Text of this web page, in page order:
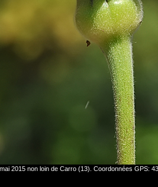
2015 non loin de Carro (13). Coordonnées GPS: